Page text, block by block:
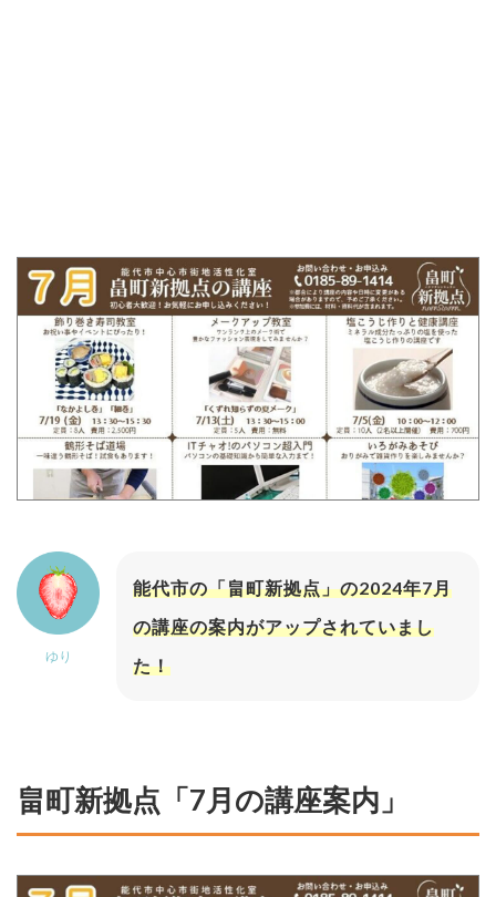
ゆり
能代市の「畠町新拠点」の2024年7月
の講座の案内がアップされていまし
た！
畠町新拠点「7月の講座案内」